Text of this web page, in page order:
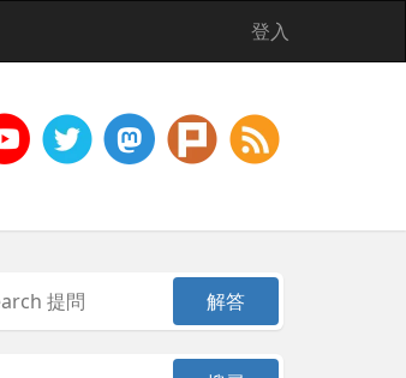
登入